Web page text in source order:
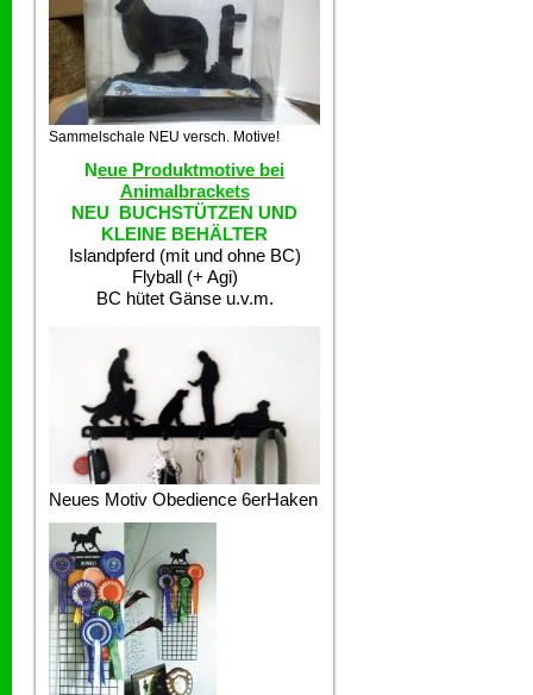
Sammelschale NEU versch. Motive!
Neue Produktmotive bei
Animalbrackets
NEU BUCHSTÜTZEN UND
KLEINE BEHÄLTER
Islandpferd (mit und ohne BC)
Flyball (+ Agi)
BC hütet Gänse u.v.m.
Neues Motiv Obedience 6erHaken